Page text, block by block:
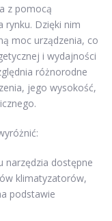
z pomocą
rynku. Dzięki nim
moc urządzenia, co
i wydajności
różnorodne
jego wysokość,
narzędzia dostępne
klimatyzatorów,
podstawie